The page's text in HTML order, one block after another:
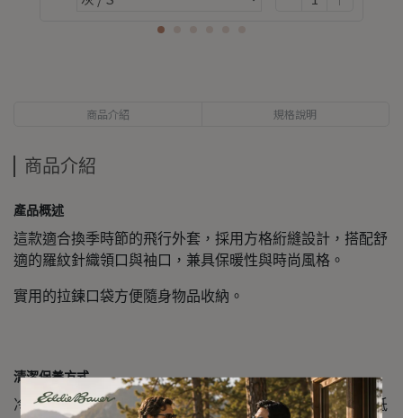
商品介紹 規格說明
商品介紹
產品概述
這款適合換季時節的飛行外套，採用方格絎縫設計，搭配舒
適的羅紋針織領口與袖口，兼具保暖性與時尚風格。
實用的拉鍊口袋方便隨身物品收納。
清潔保養方式
冷水機洗（精緻模式），使用中性洗劑。建議與乾淨網球低